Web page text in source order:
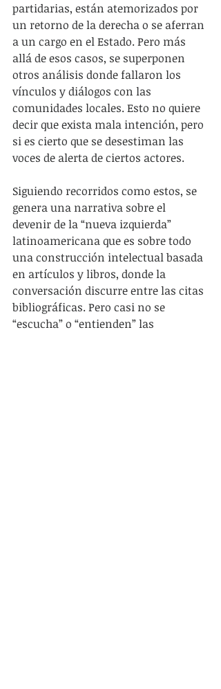
partidarias, están atemorizados por
un retorno de la derecha o se aferran
a un cargo en el Estado. Pero más
allá de esos casos, se superponen
otros análisis donde fallaron los
vínculos y diálogos con las
comunidades locales. Esto no quiere
decir que exista mala intención, pero
si es cierto que se desestiman las
voces de alerta de ciertos actores.
Siguiendo recorridos como estos, se
genera una narrativa sobre el
devenir de la “nueva izquierda”
latinoamericana que es sobre todo
una construcción intelectual basada
en artículos y libros, donde la
conversación discurre entre las citas
bibliográficas. Pero casi no se
“escucha” o “entienden” las